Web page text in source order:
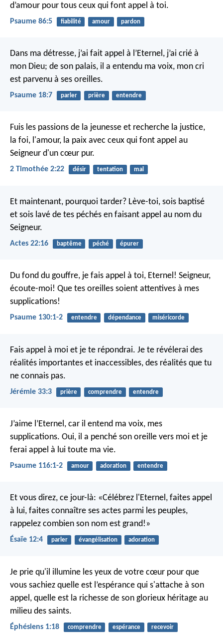
d’amour pour tous ceux qui font appel à toi.
Psaume 86:5 fiabilité amour pardon
Dans ma détresse, j’ai fait appel à l’Eternel, j’ai crié à
mon Dieu; de son palais, il a entendu ma voix, mon cri
est parvenu à ses oreilles.
Psaume 18:7 parler prière entendre
Fuis les passions de la jeunesse et recherche la justice,
la foi, l'amour, la paix avec ceux qui font appel au
Seigneur d'un cœur pur.
2 Timothée 2:22 désir tentation mal
Et maintenant, pourquoi tarder? Lève-toi, sois baptisé
et sois lavé de tes péchés en faisant appel au nom du
Seigneur.
Actes 22:16 baptême péché épurer
Du fond du gouffre, je fais appel à toi, Eternel! Seigneur,
écoute-moi! Que tes oreilles soient attentives à mes
supplications!
Psaume 130:1-2 entendre dépendance miséricorde
Fais appel à moi et je te répondrai. Je te révélerai des
réalités importantes et inaccessibles, des réalités que tu
ne connais pas.
Jérémie 33:3 prière comprendre entendre
J’aime l’Eternel, car il entend ma voix, mes
supplications. Oui, il a penché son oreille vers moi et je
ferai appel à lui toute ma vie.
Psaume 116:1-2 amour adoration entendre
Et vous direz, ce jour-là: «Célébrez l'Eternel, faites appel
à lui, faites connaître ses actes parmi les peuples,
rappelez combien son nom est grand!»
Ésaïe 12:4 parler évangélisation adoration
Je prie qu'il illumine les yeux de votre cœur pour que
vous sachiez quelle est l’espérance qui s'attache à son
appel, quelle est la richesse de son glorieux héritage au
milieu des saints.
Éphésiens 1:18 comprendre espérance recevoir